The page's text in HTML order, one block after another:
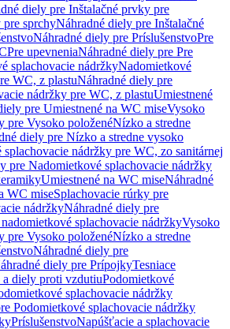
diely pre Inštalačné prvky pre
pre sprchyNáhradné diely pre Inštalačné
Náhradné diely pre PríslušenstvoPre
Pre upevneniaNáhradné diely pre Pre
splachovacie nádržkyNadomietkové
WC, z plastuNáhradné diely pre
nádržky pre WC, z plastuUmiestnené
pre Umiestnené na WC miseVysoko
pre Vysoko položenéNízko a stredne
diely pre Nízko a stredne vysoko
nádržky pre WC, zo sanitárnej
pre Nadomietkové splachovacie nádržky
Umiestnené na WC miseNáhradné
WC miseSplachovacie rúrky pre
nádržkyNáhradné diely pre
splachovacie nádržkyVysoko
pre Vysoko položenéNízko a stredne
Náhradné diely pre
diely pre PrípojkyTesniace
diely proti vzdutiuPodomietkové
splachovacie nádržky
Podomietkové splachovacie nádržky
PríslušenstvoNapúšťacie a splachovacie